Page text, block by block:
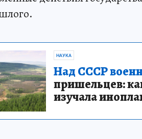
НАУКА
Над СССР
пришельцев:
изучала